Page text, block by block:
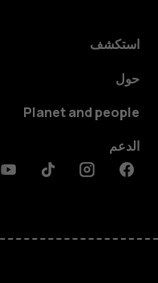
Terra M
HMD DUB
HMD Watch
للأعمال
الأجهزة
استكشف
حول
Planet and people
الدعم
Facebook
Instagram
Tiktok